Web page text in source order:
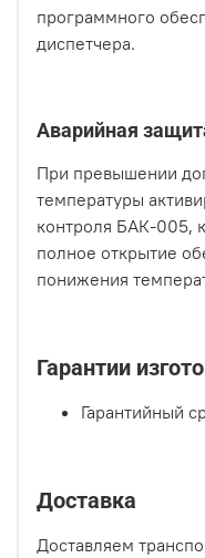
программного
диспетчера.
Аварийная
При превышении
температуры
контроля БАК-005,
полное открытие
понижения
Гарантии
Гарантийный
Доставка
Доставляем